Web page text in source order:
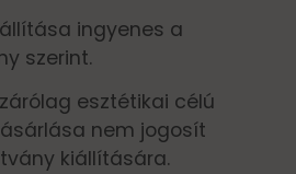
ingyenes a
szerint.
esztétikai célú
nem jogosít
kiállítására.